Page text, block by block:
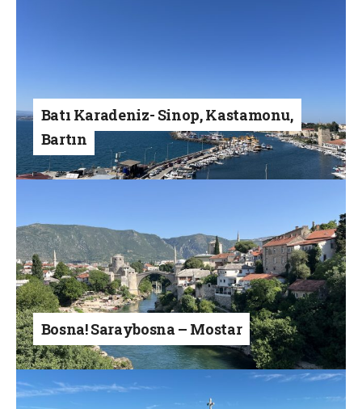
Batı Karadeniz- Sinop, Kastamonu,
Bartın
Bosna! Saraybosna – Mostar